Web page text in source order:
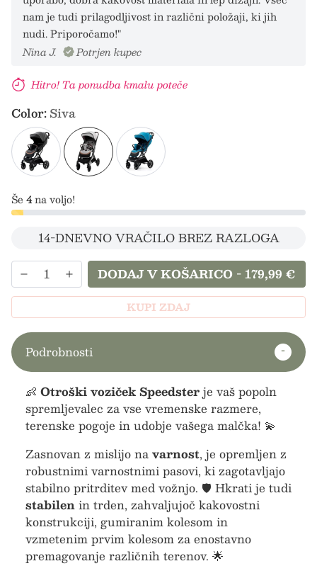
nam je tudi prilagodljivost in različni položaji, ki jih
nudi. Priporočamo!"
Nina J.
Potrjen kupec
Hitro! Ta ponudba kmalu poteče
Color:Siva
Še 4na voljo!
14-DNEVNO VRAČILO BREZ RAZLOGA
DODAJ V KOŠARICO -179,99 €
KUPI ZDAJ
Podrobnosti
👶 Otroški voziček Speedsterje vaš popoln
spremljevalec za vse vremenske razmere,
terenske pogoje in udobje vašega malčka! 💫
Zasnovan z mislijo navarnost, je opremljen z
robustnimi varnostnimi pasovi, ki zagotavljajo
stabilno pritrditev med vožnjo. 🛡️ Hkrati je tudi
stabilenin trden, zahvaljujoč kakovostni
konstrukciji, gumiranim kolesom in
vzmetenim prvim kolesom za enostavno
premagovanje različnih terenov. 🌟